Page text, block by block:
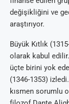
değişikliğini ve
araştırıyor.
Büyük Kıtlık
olarak kabul
üçte birini yok
(1346-1353)
kısmen sorumlu